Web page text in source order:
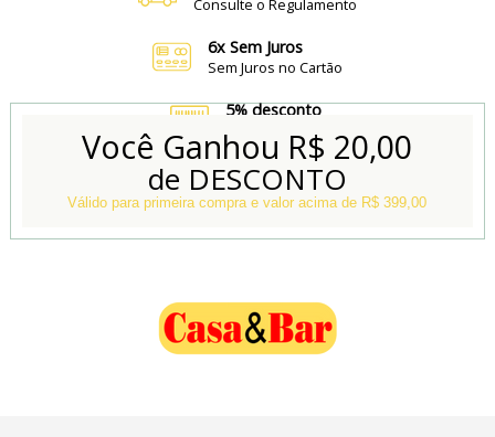
Consulte o Regulamento
6x Sem Juros
Sem Juros no Cartão
5% desconto
no Boleto e Pix
Conheça também
Nossa Loja Física
Você Ganhou R$ 20,00
de DESCONTO
Válido para primeira compra e valor acima de R$ 399,00